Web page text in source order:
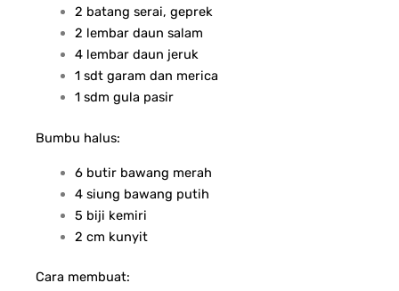
2 batang serai, geprek
2 lembar daun salam
4 lembar daun jeruk
1 sdt garam dan merica
1 sdm gula pasir
Bumbu halus:
6 butir bawang merah
4 siung bawang putih
5 biji kemiri
2 cm kunyit
Cara membuat: